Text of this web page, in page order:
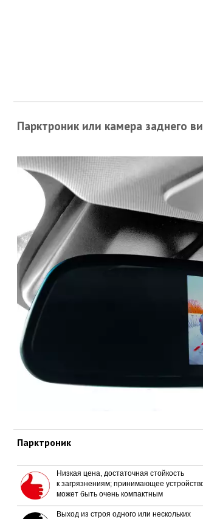
Парктроник или камера заднего
Парктроник
Низкая цена, достаточная стойкость
к загрязнениям; принимающее
может быть очень компактным
Выход из строя одного или нескольких